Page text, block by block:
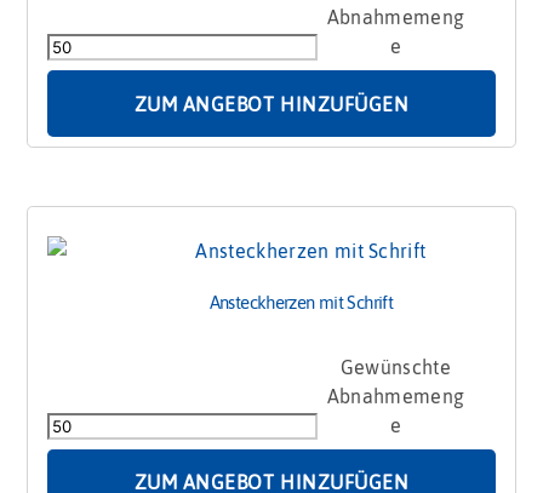
mit
Logo
ZUM ANGEBOT HINZUFÜGEN
Ansteckherzen mit Schrift
Schrift
Menge
ZUM ANGEBOT HINZUFÜGEN